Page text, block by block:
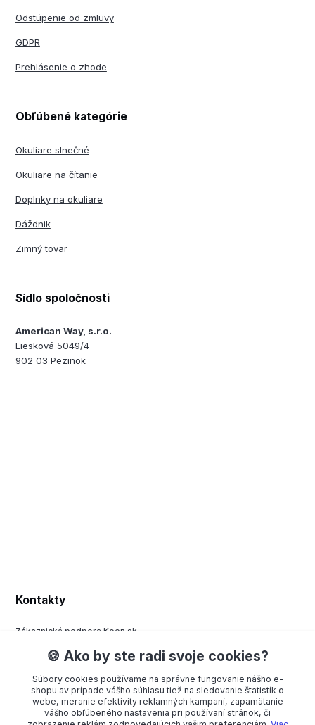
Odstúpenie od zmluvy
GDPR
Prehlásenie o zhode
Obľúbené kategórie
Okuliare slnečné
Okuliare na čítanie
Doplnky na okuliare
Dáždnik
Zimný tovar
Sídlo spoločnosti
American Way, s.r.o.
Liesková 5049/4
902 03 Pezinok
Kontakty
Zákaznická podpora Keen.sk
+420 377 443 970
(Po-Pá, 8-15 hod.)
order@americanway.sk
🍪 Ako by ste radi svoje cookies?
Súbory cookies používame na správne fungovanie nášho e-
shopu av prípade vášho súhlasu tiež na sledovanie štatistík o
webe, meranie efektivity reklamných kampaní, zapamätanie
vášho obľúbeného nastavenia pri používaní stránok, či